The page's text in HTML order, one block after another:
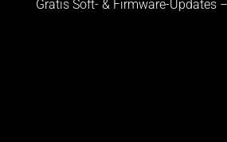
Gratis Soft- & Firmware-Updates